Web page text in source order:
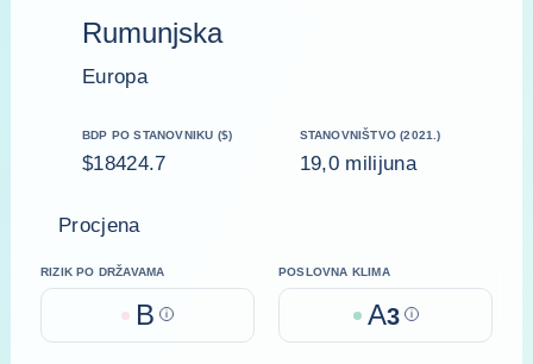
Rumunjska
Europa
BDP PO STANOVNIKU ($)
$18424.7
STANOVNIŠTVO (2021.)
19,0 milijuna
Procjena
RIZIK PO DRŽAVAMA
B Help
POSLOVNA KLIMA
A3 Help